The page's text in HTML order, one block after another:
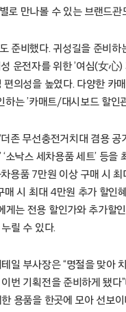
로 만나볼 수 있는 브랜드관
준비했다. 귀성길을 준비하
성 운전자를 위한 ’여심(女心)
편의성을 높였다. 다양한 카
는 ’카매트/대시보드 할인
존 무선충전거치대 겸용 공
‘소낙스 세차용품 세트’ 등을
용품 7만원 이상 구매 시 최
매 시 최대 4만원 추가 할인
게는 전용 할인가와 추가할
릴 수 있다.
일 부사장은 “명절을 맞아
번 기획전을 준비하게 됐다
용품을 한곳에 모아 선보이